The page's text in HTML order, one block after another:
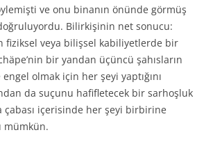
ve onu binanın önünde görmüş
Bilirkişinin net sonucu:
fiziksel veya bilişsel kabiliyetlerde bir
bir yandan üçüncü şahısların
olmak için her şeyi yaptığını
da suçunu hafifletecek bir sarhoşluk
içerisinde her şeyi birbirine
mümkün.